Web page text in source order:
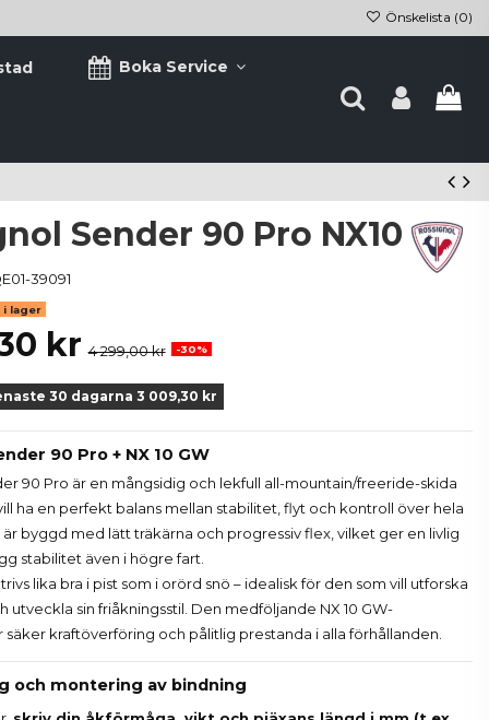
Önskelista (0)
Boka Service
Sender 90 Pro NX10
39091
i lager
kr 4 299,00 kr -30%
30 dagarna 3 009,30 kr
90 Pro + NX 10 GW
90 Pro är en mångsidig och lekfull all-mountain/freeride-skida
ha en perfekt balans mellan stabilitet, flyt och kontroll över hela
byggd med lätt träkärna och progressiv flex, vilket ger en livlig
stabilitet även i högre fart.
lika bra i pist som i orörd snö – idealisk för den som vill utforska
utveckla sin friåkningsstil. Den medföljande NX 10 GW-
kraftöverföring och pålitlig prestanda i alla förhållanden.
och montering av bindning